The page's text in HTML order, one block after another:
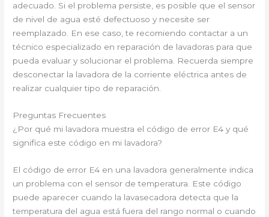
adecuado. Si el problema persiste, es posible que el sensor
de nivel de agua esté defectuoso y necesite ser
reemplazado. En ese caso, te recomiendo contactar a un
técnico especializado en reparación de lavadoras para que
pueda evaluar y solucionar el problema. Recuerda siempre
desconectar la lavadora de la corriente eléctrica antes de
realizar cualquier tipo de reparación.
Preguntas Frecuentes
¿Por qué mi lavadora muestra el código de error E4 y qué
significa este código en mi lavadora?
El código de error E4 en una lavadora generalmente indica
un problema con el sensor de temperatura. Este código
puede aparecer cuando la lavasecadora detecta que la
temperatura del agua está fuera del rango normal o cuando